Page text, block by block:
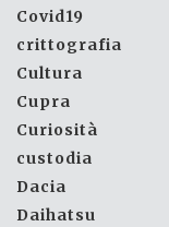
Covid19
crittografia
Cultura
Cupra
Curiosità
custodia
Dacia
Daihatsu